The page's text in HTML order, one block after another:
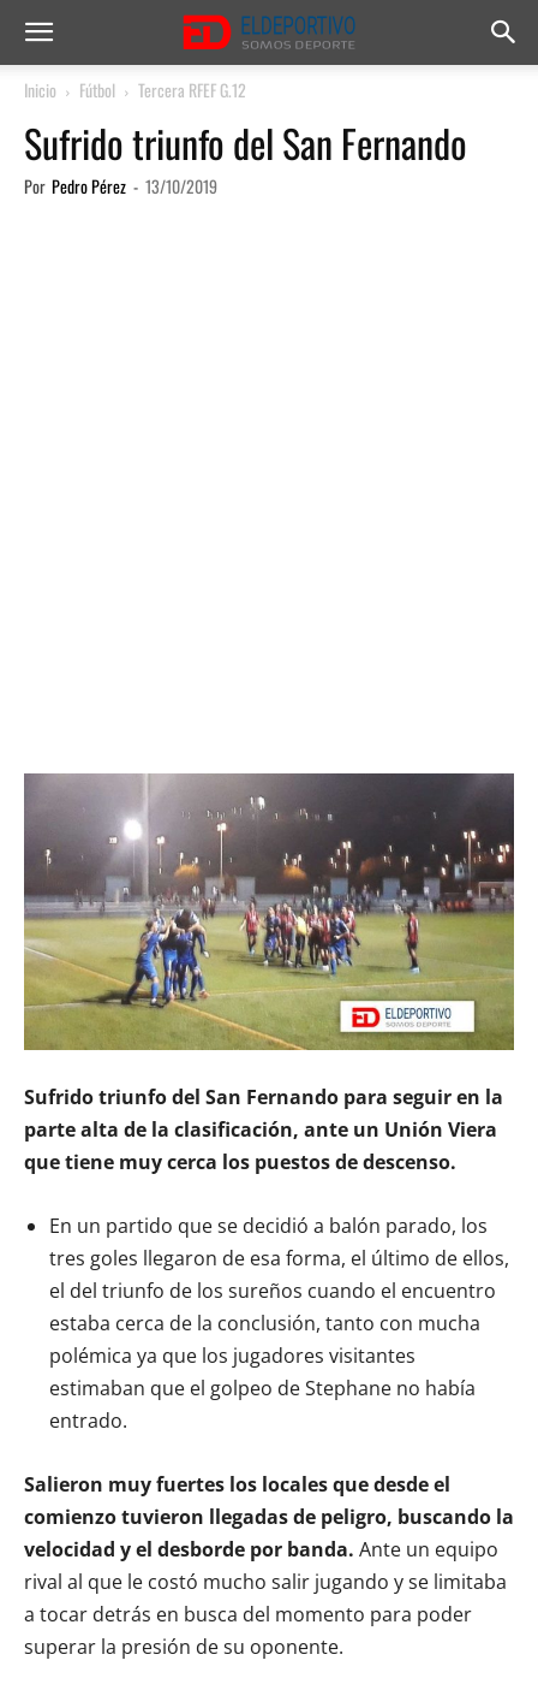
Inicio Fútbol Tercera RFEF G.12
Sufrido triunfo del San Fernando
Por Pedro Pérez - 13/10/2019
Sufrido triunfo del San Fernando para seguir en la
parte alta de la clasificación, ante un Unión Viera
que tiene muy cerca los puestos de descenso.
En un partido que se decidió a balón parado, los
tres goles llegaron de esa forma, el último de ellos,
el del triunfo de los sureños cuando el encuentro
estaba cerca de la conclusión, tanto con mucha
polémica ya que los jugadores visitantes
estimaban que el golpeo de Stephane no había
entrado.
Salieron muy fuertes los locales que desde el
comienzo tuvieron llegadas de peligro, buscando la
velocidad y el desborde por banda. Ante un equipo
rival al que le costó mucho salir jugando y se limitaba
a tocar detrás en busca del momento para poder
superar la presión de su oponente.